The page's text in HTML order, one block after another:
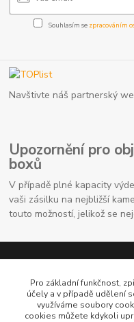
Souhlasím se zpracováním
Navštivte náš partnerský
Upozornění pro
boxů
V případě plné kapacity
vaši zásilku na nejbližší
touto možností, jelikož se
Pro základní funkčnost,
účely a v případě udělení
využíváme soubory
cookies můžete kdykoli